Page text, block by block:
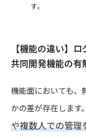
す。
【機能の違い】
共同開発機能の有
機能面においても、
かの差が存在します
や複数人での管理